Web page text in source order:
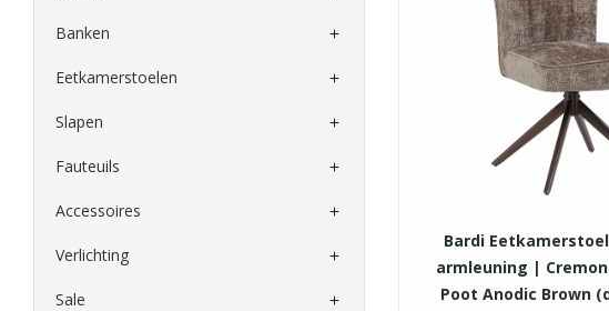
Banken 
Eetkamerstoelen 
Slapen 
Fauteuils 
Accessoires 
Verlichting 
Sale 
Bardi
armleuning |
Poot Anodic Brown